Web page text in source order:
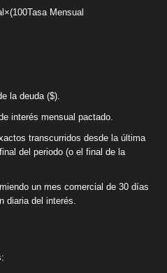
Mensual​
la deuda ($).
interés mensual pactado.
transcurridos desde la última
del periodo (o el final de la
un mes comercial de 30 días
diaria del interés.